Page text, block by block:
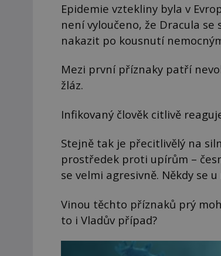
Epidemie vztekliny byla v
není vyloučeno, že Dracula
nakazit po kousnutí
Mezi první příznaky patří
žláz.
Infikovaný člověk citlivě
Stejně tak je přecitlivělý na
prostředek proti upírům –
se velmi agresivně. Někdy se
Vinou těchto příznaků prý
to i Vladův případ?